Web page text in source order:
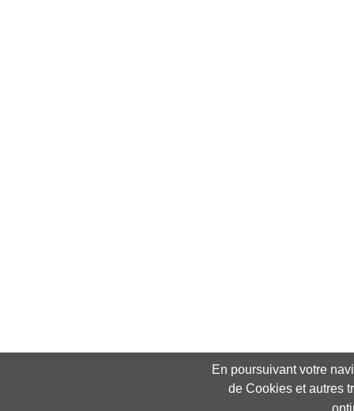
En poursuivant votre
de Cookies et autres